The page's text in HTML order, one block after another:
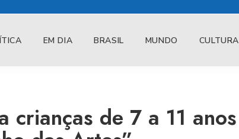
EM DIA BRASIL MUNDO CULTURA
crianças de 7 a 11 anos